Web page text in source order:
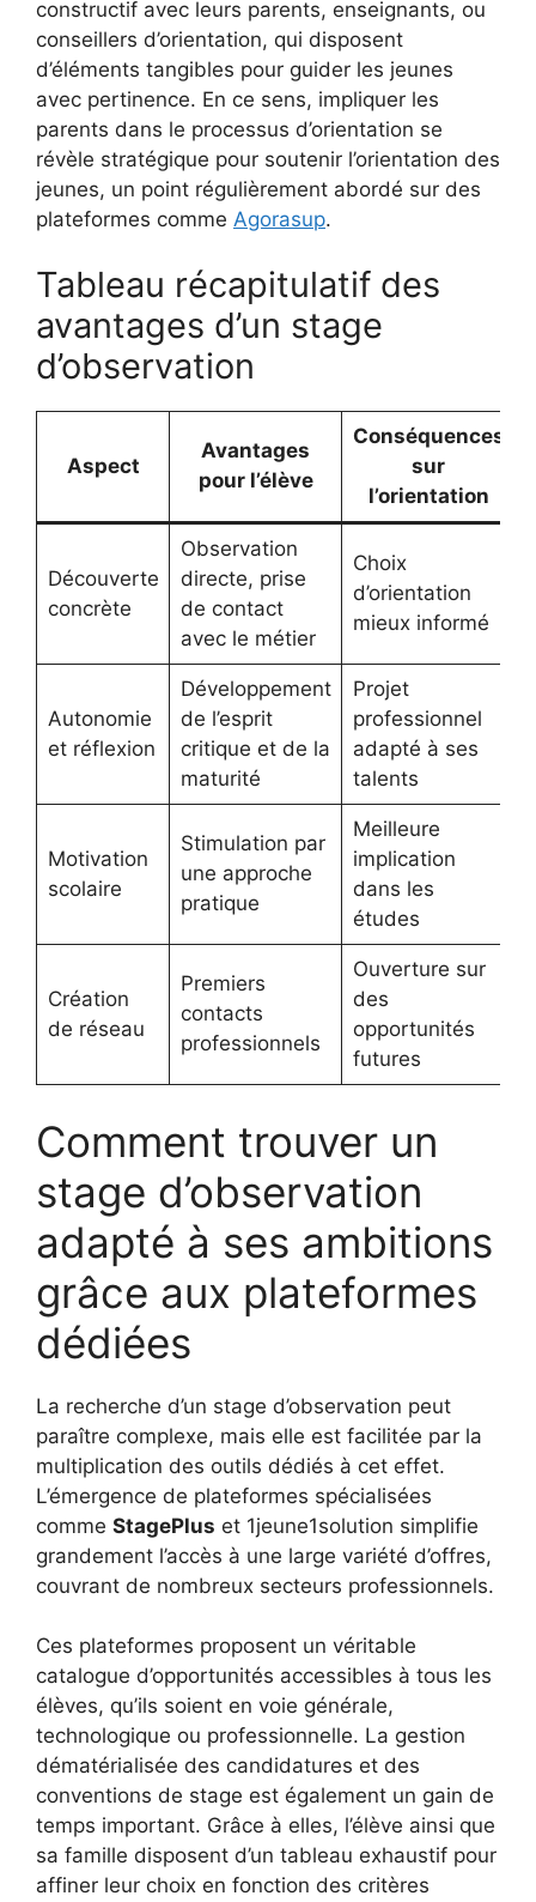
constructif avec leurs parents, enseignants, ou
conseillers d’orientation, qui disposent
d’éléments tangibles pour guider les jeunes
avec pertinence. En ce sens, impliquer les
parents dans le processus d’orientation se
révèle stratégique pour soutenir l’orientation des
jeunes, un point régulièrement abordé sur des
plateformes comme Agorasup.
Tableau récapitulatif des
avantages d’un stage
d’observation
Aspect
Avantages
pour l’élève
Conséquences
sur
l’orientation
Découverte
concrète
Observation
directe, prise
de contact
avec le métier
Choix
d’orientation
mieux informé
Autonomie
et réflexion
Développement
de l’esprit
critique et de la
maturité
Projet
professionnel
adapté à ses
talents
Motivation
scolaire
Stimulation par
une approche
pratique
Meilleure
implication
dans les
études
Création
de réseau
Premiers
contacts
professionnels
Ouverture sur
des
opportunités
futures
Comment trouver un
stage d’observation
adapté à ses ambitions
grâce aux plateformes
dédiées
La recherche d’un stage d’observation peut
paraître complexe, mais elle est facilitée par la
multiplication des outils dédiés à cet effet.
L’émergence de plateformes spécialisées
comme StagePlus et 1jeune1solution simplifie
grandement l’accès à une large variété d’offres,
couvrant de nombreux secteurs professionnels.
Ces plateformes proposent un véritable
catalogue d’opportunités accessibles à tous les
élèves, qu’ils soient en voie générale,
technologique ou professionnelle. La gestion
dématérialisée des candidatures et des
conventions de stage est également un gain de
temps important. Grâce à elles, l’élève ainsi que
sa famille disposent d’un tableau exhaustif pour
affiner leur choix en fonction des critères